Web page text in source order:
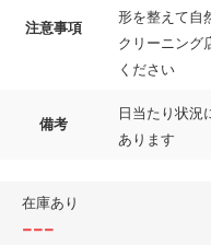
注意事項
形を整えて自
クリーニング
ください
備考
日当たり状況
あります
在庫あり
---